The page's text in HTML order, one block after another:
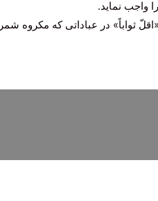
واجب نماید.
ثواباً» در عباداتی که مکروه